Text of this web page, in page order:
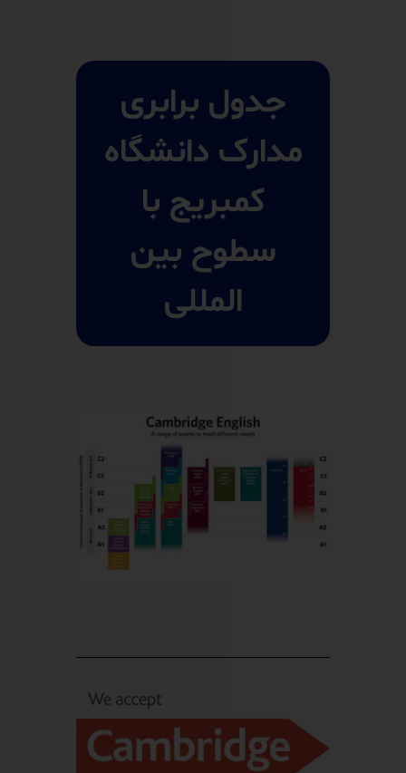
جدول برابری
مدارک دانشگاه
کمبریج با
سطوح بین
المللی